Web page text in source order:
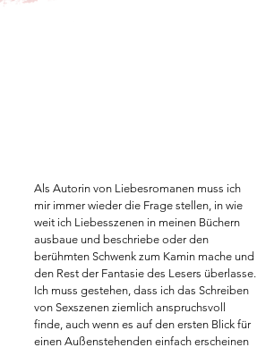
Als Autorin von Liebesromanen muss ich
mir immer wieder die Frage stellen, in wie
weit ich Liebesszenen in meinen Büchern
ausbaue und beschriebe oder den
berühmten Schwenk zum Kamin mache und
den Rest der Fantasie des Lesers überlasse.
Ich muss gestehen, dass ich das Schreiben
von Sexszenen ziemlich anspruchsvoll
finde, auch wenn es auf den ersten Blick für
einen Außenstehenden einfach erscheinen